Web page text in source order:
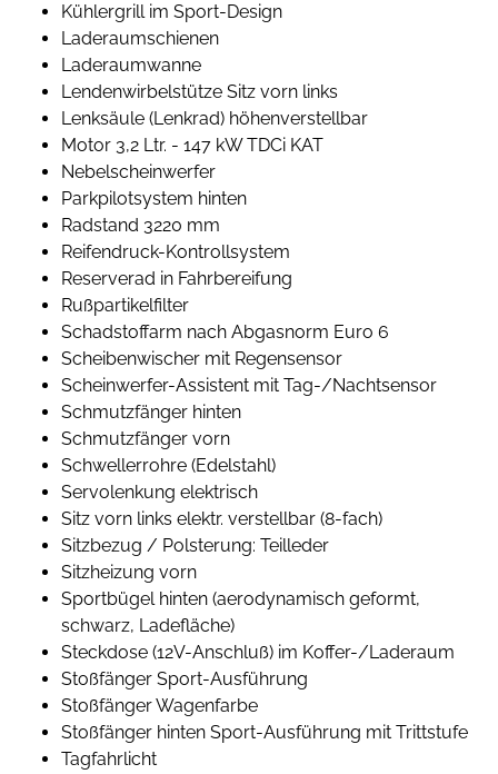
Kühlergrill im Sport-Design
Laderaumschienen
Laderaumwanne
Lendenwirbelstütze Sitz vorn links
Lenksäule (Lenkrad) höhenverstellbar
Motor 3,2 Ltr. - 147 kW TDCi KAT
Nebelscheinwerfer
Parkpilotsystem hinten
Radstand 3220 mm
Reifendruck-Kontrollsystem
Reserverad in Fahrbereifung
Rußpartikelfilter
Schadstoffarm nach Abgasnorm Euro 6
Scheibenwischer mit Regensensor
Scheinwerfer-Assistent mit Tag-/Nachtsensor
Schmutzfänger hinten
Schmutzfänger vorn
Schwellerrohre (Edelstahl)
Servolenkung elektrisch
Sitz vorn links elektr. verstellbar (8-fach)
Sitzbezug / Polsterung: Teilleder
Sitzheizung vorn
Sportbügel hinten (aerodynamisch geformt,
schwarz, Ladefläche)
Steckdose (12V-Anschluß) im Koffer-/Laderaum
Stoßfänger Sport-Ausführung
Stoßfänger Wagenfarbe
Stoßfänger hinten Sport-Ausführung mit Trittstufe
Tagfahrlicht